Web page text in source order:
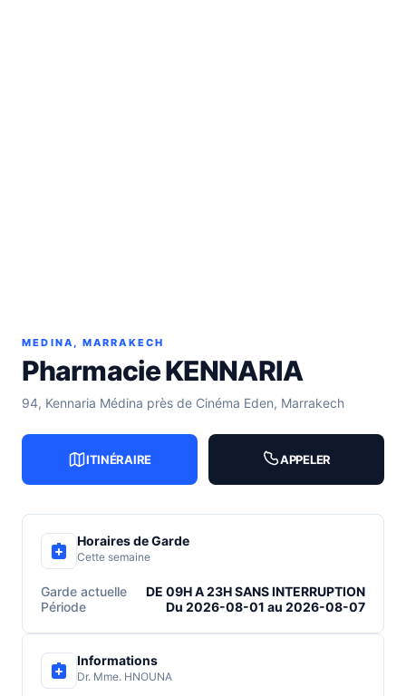
MEDINA, MARRAKECH
Pharmacie KENNARIA
94, Kennaria Médina près de Cinéma Eden, Marrakech
ITINÉRAIRE APPELER
Horaires de Garde
Cette semaine
Garde actuelle
DE 09H A 23H SANS INTERRUPTION
Période
Du 2026-08-01 au 2026-08-07
Informations
Dr. Mme. HNOUNA